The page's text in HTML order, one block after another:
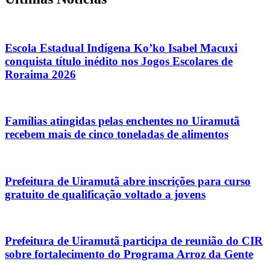
Escola Estadual Indígena Ko’ko Isabel Macuxi
conquista título inédito nos Jogos Escolares de
Roraima 2026
Famílias atingidas pelas enchentes no Uiramutã
recebem mais de cinco toneladas de alimentos
Prefeitura de Uiramutã abre inscrições para curso
gratuito de qualificação voltado a jovens
Prefeitura de Uiramutã participa de reunião do CIR
sobre fortalecimento do Programa Arroz da Gente